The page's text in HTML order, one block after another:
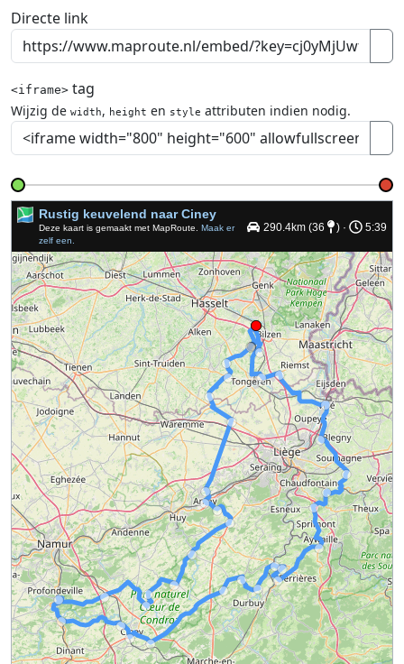
Directe link
<iframe> tag
Wijzig de width, height en style attributen indien nodig.